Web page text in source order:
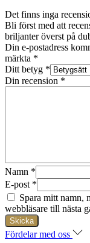
Det finns inga
Bli först med att
briljanter överst på
Din e-postadress
märkta *
Ditt betyg *
Din recension *
Namn *
E-post *
Spara mitt namn,
webbläsare till nästa
Fördelar med oss